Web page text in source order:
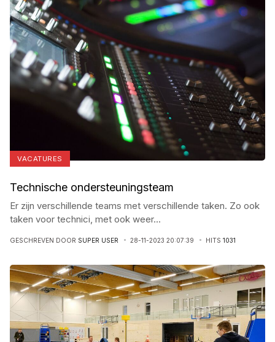
VACATURES
Technische ondersteuningsteam
Er zijn verschillende teams met verschillende taken. Zo ook
taken voor technici, met ook weer...
GESCHREVEN DOOR SUPER USER 28-11-2023 20:07:39 HITS 1031